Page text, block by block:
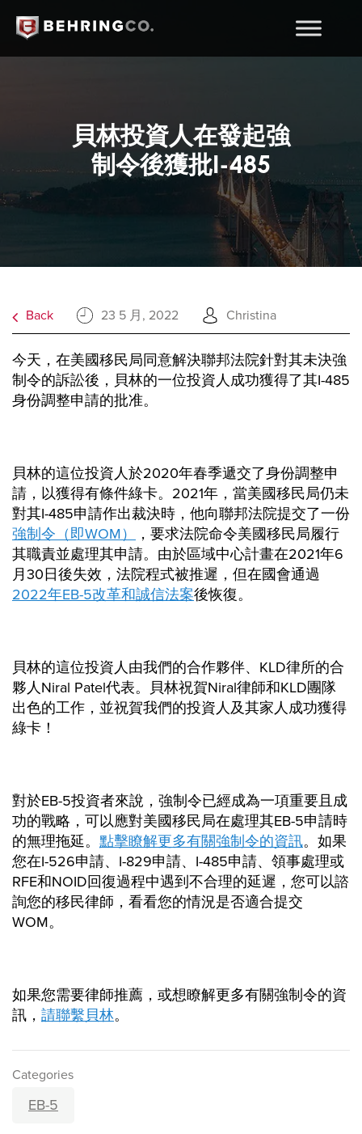
貝林投資人在發起強
制令後獲批I-485
Back 23 5 月, 2022 Christina
今天，在美國移民局同意解決聯邦法院針對其未決強
制令的訴訟後，貝林的一位投資人成功獲得了其I-485
身份調整申請的批准。
貝林的這位投資人於2020年春季遞交了身份調整申
請，以獲得有條件綠卡。2021年，當美國移民局仍未
對其I-485申請作出裁決時，他向聯邦法院提交了一份
強制令（即WOM）
，要求法院命令美國移民局履行
其職責並處理其申請。由於區域中心計畫在2021年6
月30日後失效，法院程式被推遲，但在國會通過
2022年EB-5改革和誠信法案後恢復。
貝林的這位投資人由我們的合作夥伴、KLD律所的合
夥人Niral Patel代表。貝林祝賀Niral律師和KLD團隊
出色的工作，並祝賀我們的投資人及其家人成功獲得
綠卡！
對於EB-5投資者來說，強制令已經成為一項重要且成
功的戰略，可以應對美國移民局在處理其EB-5申請時
的無理拖延。 點擊瞭解更多有關強制令的資訊。如果
您在I-526申請、I-829申請、I-485申請、領事處理或
RFE和NOID回復過程中遇到不合理的延遲，您可以諮
詢您的移民律師，看看您的情況是否適合提交
WOM。
如果您需要律師推薦，或想瞭解更多有關強制令的資
訊， 請聯繫貝林。
Categories
EB-5